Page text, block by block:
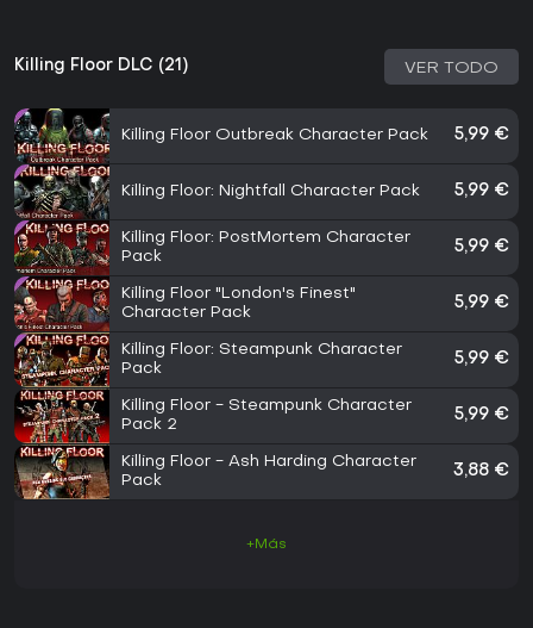
Killing Floor DLC (21) VER TODO
Killing Floor Outbreak Character Pack 5,99 €
Killing Floor: Nightfall Character Pack 5,99 €
Killing Floor: PostMortem Character
Pack
5,99 €
Killing Floor "London's Finest"
Character Pack
5,99 €
Killing Floor: Steampunk Character
Pack
5,99 €
Killing Floor - Steampunk Character
Pack 2
5,99 €
Killing Floor - Ash Harding Character
Pack
3,88 €
+Más